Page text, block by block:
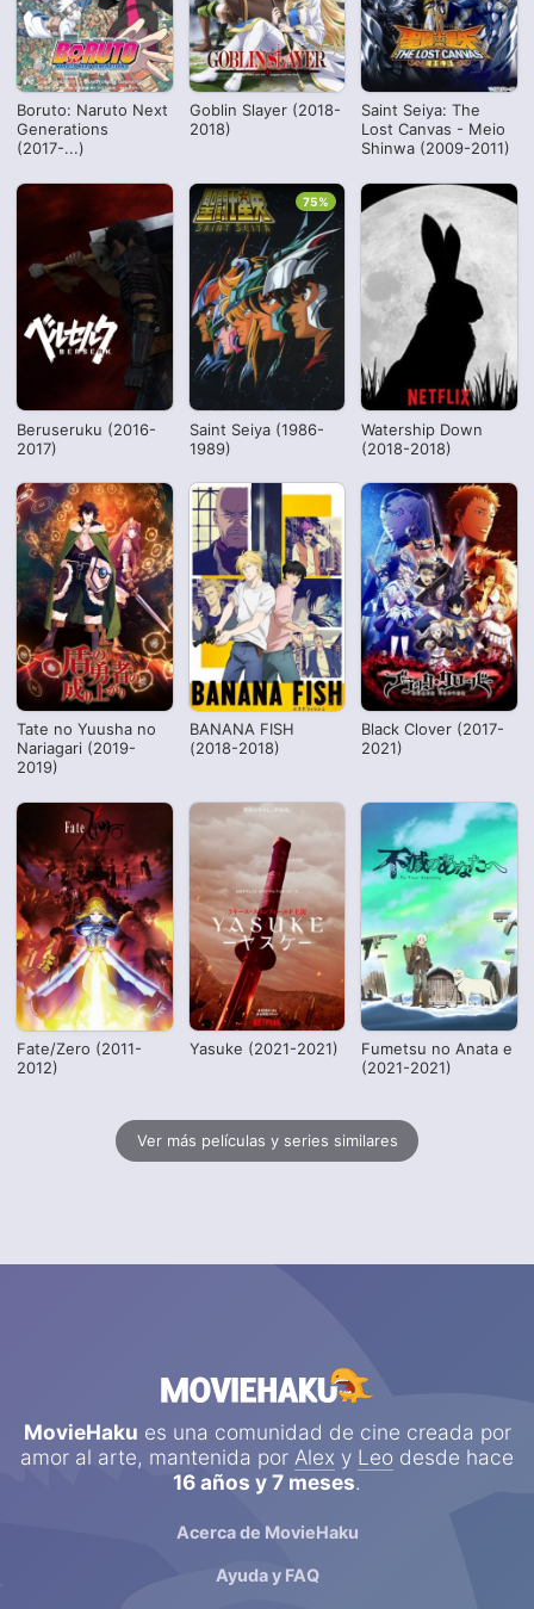
Boruto: Naruto Next
Generations
(2017-...)
Goblin Slayer (2018-
2018)
Saint Seiya: The
Lost Canvas - Meio
Shinwa (2009-2011)
Beruseruku (2016-
2017)
Saint Seiya (1986-
1989)
75%
Watership Down
(2018-2018)
Tate no Yuusha no
Nariagari (2019-
2019)
BANANA FISH
(2018-2018)
Black Clover (2017-
2021)
Fate/Zero (2011-
2012)
Yasuke (2021-2021)
Fumetsu no Anata e
(2021-2021)
Ver más películas y series similares
MovieHaku es una comunidad de cine creada por
amor al arte, mantenida por Alex y Leo desde hace
16 años y 7 meses.
Acerca de MovieHaku
Ayuda y FAQ